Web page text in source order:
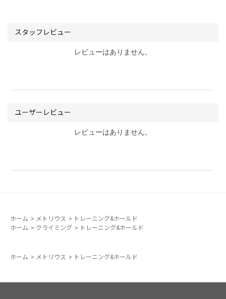
レビューはありません。
レビューはありません。
ホーム > メトリウス > トレーニング&ホールド
ホーム > クライミング > トレーニング&ホールド
ホーム > メトリウス > トレーニング&ホールド